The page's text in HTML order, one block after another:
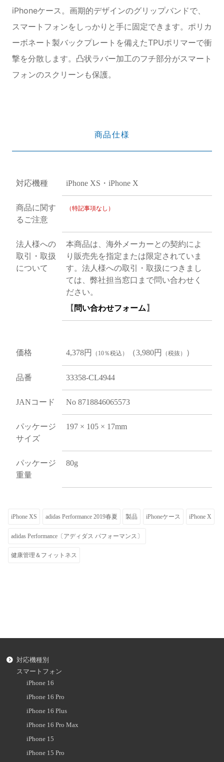
iPhoneケース。画期的デザインのグリップバンドで、
スマートフォンをしっかりと手に固定できます。ポリカ
ーボネート製バックプレートを備えたTPUポリマーで衝
撃を分散します。凸状ラバー加工のフチ部分がスマート
フォンのスクリーンも保護。
商品仕様
対応機種 iPhone XS・iPhone X
商品に関す
るご注意
（特記事項なし）
法人様への
取引・取扱
について
本商品は、海外メーカーとの契約によ
り販売先を指定または限定されていま
す。法人様への取引・取扱につきまし
ては、弊社担当窓口まで問い合わせく
ださい。
【 問い合わせフォーム 】
価格 4,378円 （10％税込） （3,980円 （税抜） ）
品番 33358-CL4944
JANコード No 8718846065573
パッケージ
サイズ
197 × 105 × 17mm
パッケージ
重量
80g
iPhone XS adidas Performance 2019春夏 製品 iPhoneケース iPhone X
adidas Performance〔アディダス パフォーマンス〕
健康管理＆フィットネス
対応機種別
スマートフォン
iPhone 16
iPhone 16 Pro
iPhone 16 Plus
iPhone 16 Pro Max
iPhone 15
iPhone 15 Pro